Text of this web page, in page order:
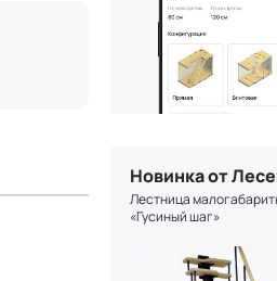
Новинка от
Лестница
«Гусиный шаг»